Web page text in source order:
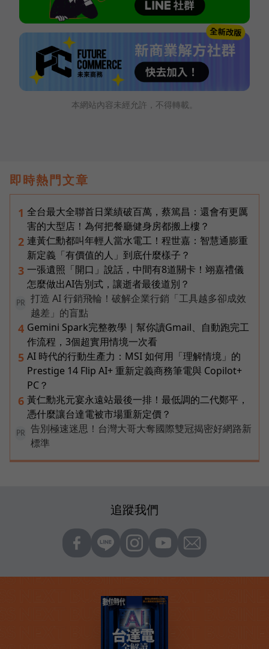
本網站內容未經允許，不得轉載。
即時熱門文章
1 全台最大全聯首日業績破百萬，蔡篤昌：還會有更厲
害的大型店！為何把餐廳健身房都搬上樓？
2 連黃仁勳都叫年輕人當水電工！程世嘉：智慧通膨重
新定義「有價值的人」到底什麼樣子？
3 一張遺照「開口」說話，中間有8道關卡！翊嘉禮儀
怎麼做出AI告別式，讓逝者最後道別？
PR
打造 AI 行銷飛輪！破解企業行銷「工具越多卻成效
越差」的盲點
4 Gemini Spark完整教學｜幫你讀Gmail、自動跑完工
作流程，3個超實用情境一次看
5 AI 時代的行動生產力：MSI 如何用「理解情境」的
Prestige 14 Flip AI+ 重新定義商務筆電與 Copilot+
PC？
6 黃仁勳兆元宴永遠站最後一排！最低調的二代鄭平，
憑什麼讓台達電被市場重新定價？
PR
告別極速迷思！台灣大哥大奪國際雙冠揭密好網路新
標準
追蹤我們